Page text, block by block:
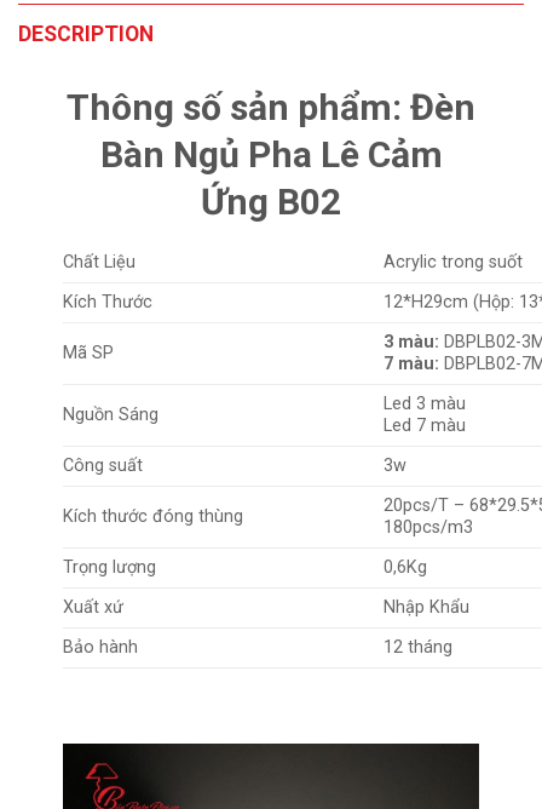
DESCRIPTION
Thông số sản phẩm: Đèn
Bàn Ngủ Pha Lê Cảm
Ứng B02
Chất Liệu
Acrylic trong suốt
Kích Thước
12*H29cm (Hộp:
Mã SP
3 màu: DBPLB02-
7 màu: DBPLB02-
Nguồn Sáng
Led 3 màu
Led 7 màu
Công suất
3w
Kích thước đóng thùng
20pcs/T –
180pcs/m3
Trọng lượng
0,6Kg
Xuất xứ
Nhập Khẩu
Bảo hành
12 tháng